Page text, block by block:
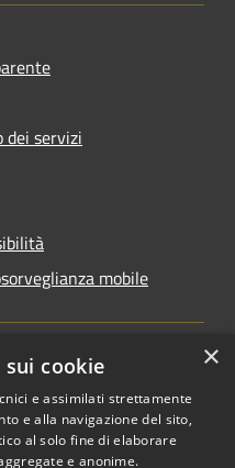
dei servizi
mobile
Copyright © 2026 • Comune di
Taranto • Powered by
×
cookie
e assimilati strettamente
e alla navigazione del sito,
al solo fine di elaborare
e anonime.